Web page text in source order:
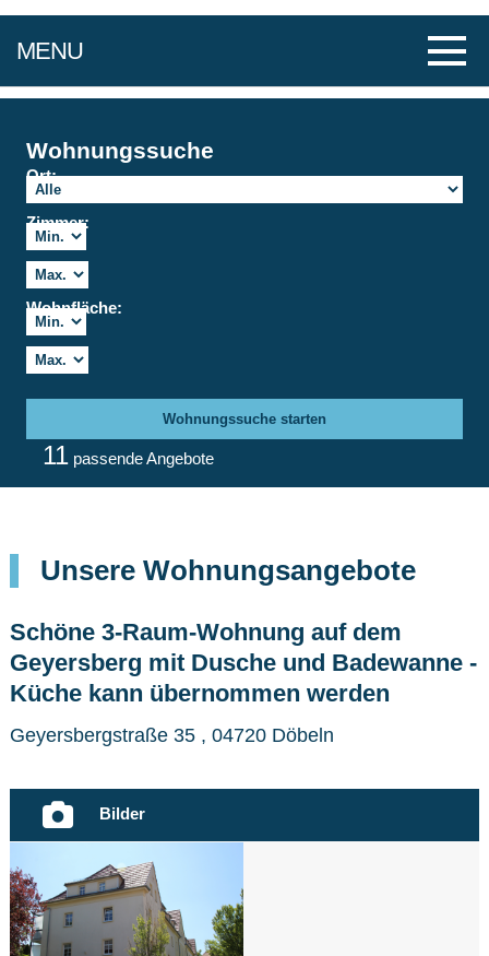
MENU
Wohnungssuche
Ort:
Zimmer:
Wohnfläche:
Wohnungssuche starten
11 passende Angebote
Unsere Wohnungsangebote
Schöne 3-Raum-Wohnung auf dem
Geyersberg mit Dusche und Badewanne -
Küche kann übernommen werden
Geyersbergstraße 35 , 04720 Döbeln
Bilder